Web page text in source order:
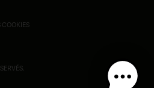
COOKIES